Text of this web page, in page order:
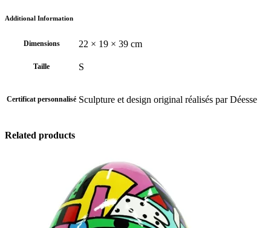
Additional Information
Dimensions 22 × 19 × 39 cm
Taille S
Certificat personnalisé Sculpture et design original réalisés par Déesse
Related products